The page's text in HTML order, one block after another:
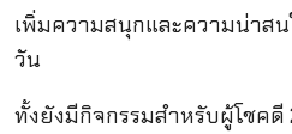
เพิ่มความสนุกและความน่าสน
วัน
ทั้งยังมีกิจกรรมสำหรับผู้โชคดี